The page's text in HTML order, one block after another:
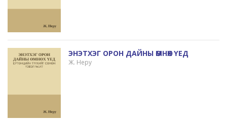
ЭНЭТХЭГ ОРОН ДАЙНЫ ӨМНӨХ ҮЕД
Ж. Неру